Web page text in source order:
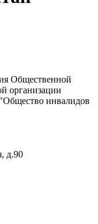
Общественной
организации
инвалидов
д.90